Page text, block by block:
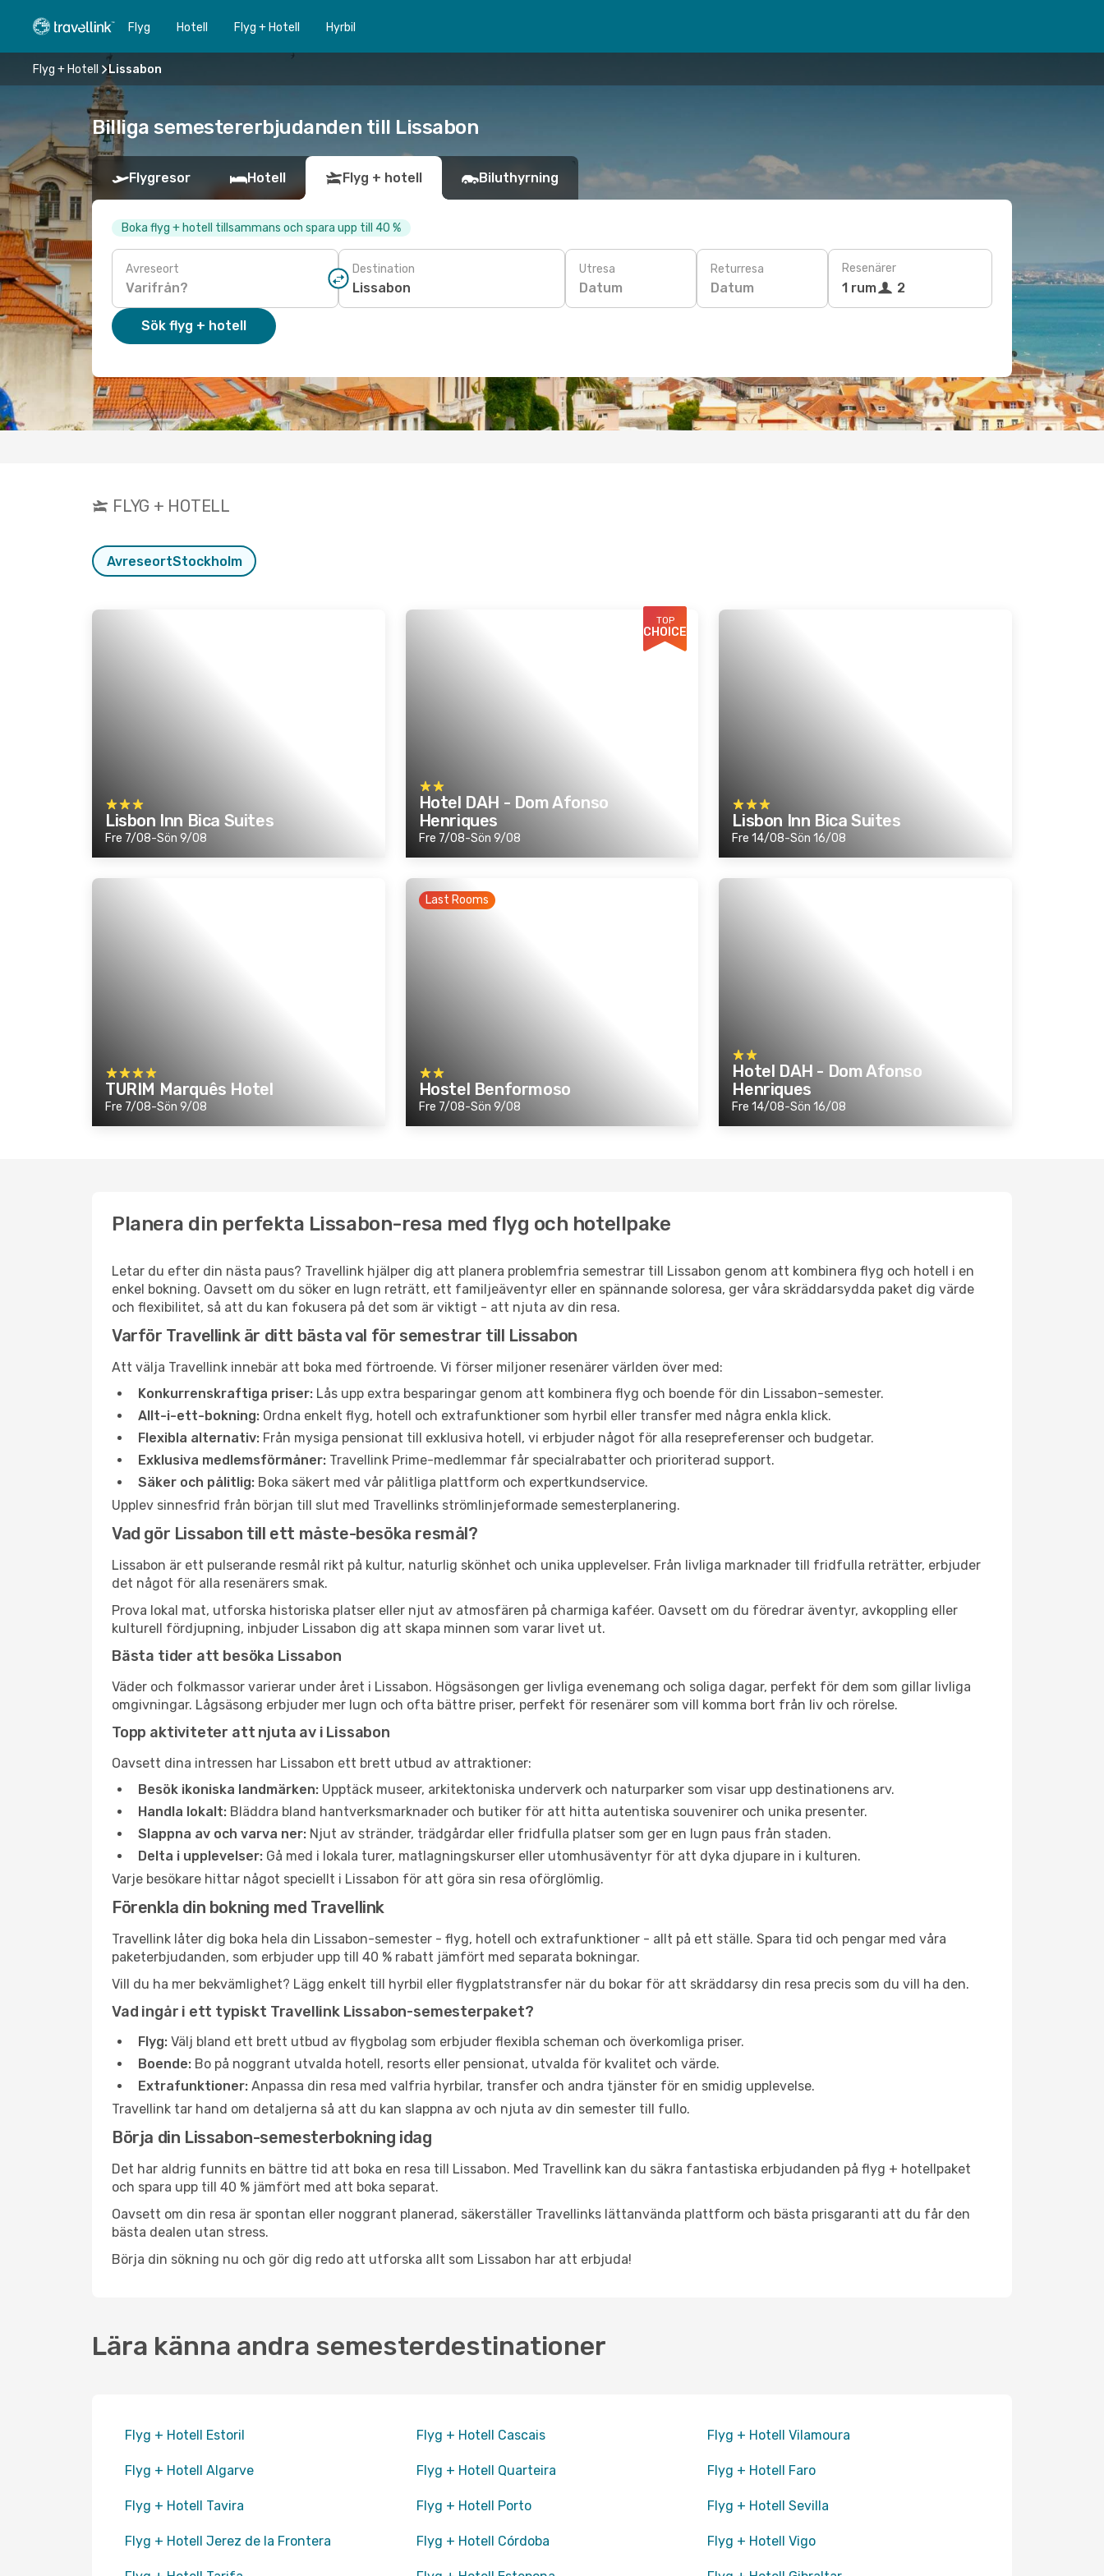
Flyg Hotell Flyg + Hotell Hyrbil
Flyg + Hotell Lissabon
Billiga semestererbjudanden till Lissabon
Flygresor Hotell Flyg + hotell Biluthyrning
Boka flyg + hotell tillsammans och spara upp till 40 %
Avreseort Destination Utresa
Datum
Returresa
Datum
Resenärer
1 rum 2
Sök flyg + hotell
FLYG + HOTELL
AvreseortStockholm
Lisbon Inn Bica Suites
Fre 7/08-Sön 9/08
TOP
CHOICE
Hotel DAH - Dom Afonso
Henriques
Fre 7/08-Sön 9/08
Lisbon Inn Bica Suites
Fre 14/08-Sön 16/08
TURIM Marquês Hotel
Fre 7/08-Sön 9/08
Last Rooms
Hostel Benformoso
Fre 7/08-Sön 9/08
Hotel DAH - Dom Afonso
Henriques
Fre 14/08-Sön 16/08
Planera din perfekta Lissabon-resa med flyg och hotellpake
Letar du efter din nästa paus? Travellink hjälper dig att planera problemfria semestrar till Lissabon genom att kombinera flyg och hotell i en
enkel bokning. Oavsett om du söker en lugn reträtt, ett familjeäventyr eller en spännande soloresa, ger våra skräddarsydda paket dig värde
och flexibilitet, så att du kan fokusera på det som är viktigt - att njuta av din resa.
Varför Travellink är ditt bästa val för semestrar till Lissabon
Att välja Travellink innebär att boka med förtroende. Vi förser miljoner resenärer världen över med:
Konkurrenskraftiga priser: Lås upp extra besparingar genom att kombinera flyg och boende för din Lissabon-semester.
Allt-i-ett-bokning: Ordna enkelt flyg, hotell och extrafunktioner som hyrbil eller transfer med några enkla klick.
Flexibla alternativ: Från mysiga pensionat till exklusiva hotell, vi erbjuder något för alla resepreferenser och budgetar.
Exklusiva medlemsförmåner: Travellink Prime-medlemmar får specialrabatter och prioriterad support.
Säker och pålitlig: Boka säkert med vår pålitliga plattform och expertkundservice.
Upplev sinnesfrid från början till slut med Travellinks strömlinjeformade semesterplanering.
Vad gör Lissabon till ett måste-besöka resmål?
Lissabon är ett pulserande resmål rikt på kultur, naturlig skönhet och unika upplevelser. Från livliga marknader till fridfulla reträtter, erbjuder
det något för alla resenärers smak.
Prova lokal mat, utforska historiska platser eller njut av atmosfären på charmiga kaféer. Oavsett om du föredrar äventyr, avkoppling eller
kulturell fördjupning, inbjuder Lissabon dig att skapa minnen som varar livet ut.
Bästa tider att besöka Lissabon
Väder och folkmassor varierar under året i Lissabon. Högsäsongen ger livliga evenemang och soliga dagar, perfekt för dem som gillar livliga
omgivningar. Lågsäsong erbjuder mer lugn och ofta bättre priser, perfekt för resenärer som vill komma bort från liv och rörelse.
Topp aktiviteter att njuta av i Lissabon
Oavsett dina intressen har Lissabon ett brett utbud av attraktioner:
Besök ikoniska landmärken: Upptäck museer, arkitektoniska underverk och naturparker som visar upp destinationens arv.
Handla lokalt: Bläddra bland hantverksmarknader och butiker för att hitta autentiska souvenirer och unika presenter.
Slappna av och varva ner: Njut av stränder, trädgårdar eller fridfulla platser som ger en lugn paus från staden.
Delta i upplevelser: Gå med i lokala turer, matlagningskurser eller utomhusäventyr för att dyka djupare in i kulturen.
Varje besökare hittar något speciellt i Lissabon för att göra sin resa oförglömlig.
Förenkla din bokning med Travellink
Travellink låter dig boka hela din Lissabon-semester - flyg, hotell och extrafunktioner - allt på ett ställe. Spara tid och pengar med våra
paketerbjudanden, som erbjuder upp till 40 % rabatt jämfört med separata bokningar.
Vill du ha mer bekvämlighet? Lägg enkelt till hyrbil eller flygplatstransfer när du bokar för att skräddarsy din resa precis som du vill ha den.
Vad ingår i ett typiskt Travellink Lissabon-semesterpaket?
Flyg: Välj bland ett brett utbud av flygbolag som erbjuder flexibla scheman och överkomliga priser.
Boende: Bo på noggrant utvalda hotell, resorts eller pensionat, utvalda för kvalitet och värde.
Extrafunktioner: Anpassa din resa med valfria hyrbilar, transfer och andra tjänster för en smidig upplevelse.
Travellink tar hand om detaljerna så att du kan slappna av och njuta av din semester till fullo.
Börja din Lissabon-semesterbokning idag
Det har aldrig funnits en bättre tid att boka en resa till Lissabon. Med Travellink kan du säkra fantastiska erbjudanden på flyg + hotellpaket
och spara upp till 40 % jämfört med att boka separat.
Oavsett om din resa är spontan eller noggrant planerad, säkerställer Travellinks lättanvända plattform och bästa prisgaranti att du får den
bästa dealen utan stress.
Börja din sökning nu och gör dig redo att utforska allt som Lissabon har att erbjuda!
Lära känna andra semesterdestinationer
Flyg + Hotell Estoril Flyg + Hotell Cascais Flyg + Hotell Vilamoura
Flyg + Hotell Algarve Flyg + Hotell Quarteira Flyg + Hotell Faro
Flyg + Hotell Tavira Flyg + Hotell Porto Flyg + Hotell Sevilla
Flyg + Hotell Jerez de la Frontera Flyg + Hotell Córdoba Flyg + Hotell Vigo